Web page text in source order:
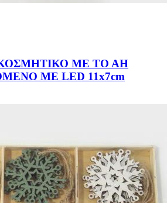
ΜΕ ΤΟ ΑΗ
ΜΕ LED 11x7cm